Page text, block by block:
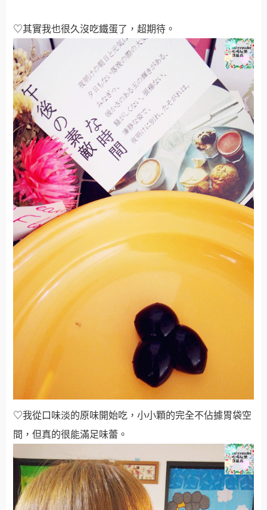
♡其實我也很久沒吃鐵蛋了，超期待 。
♡我從口味淡的原味開始吃，小小顆的完全不佔據胃袋空
間，但真的很能滿足味蕾 。